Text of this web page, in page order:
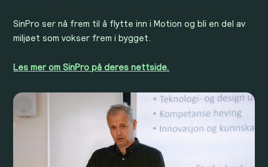
SinPro ser nå frem til å flytte inn i Motion og bli en del av
miljøet som vokser frem i bygget.
Les mer om SinPro på deres nettside.